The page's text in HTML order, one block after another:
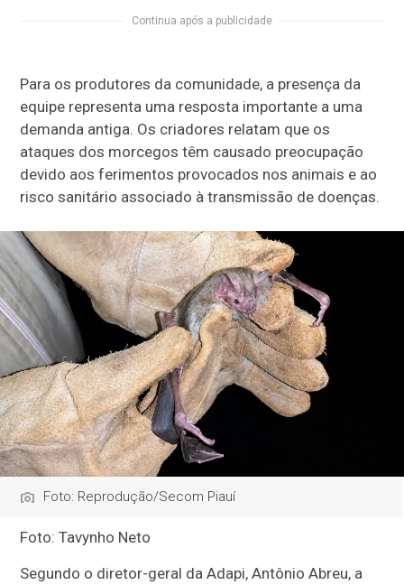
Continua após a publicidade
Para os produtores da comunidade, a presença da
equipe representa uma resposta importante a uma
demanda antiga. Os criadores relatam que os
ataques dos morcegos têm causado preocupação
devido aos ferimentos provocados nos animais e ao
risco sanitário associado à transmissão de doenças.
Foto: Reprodução/Secom Piauí
Foto: Tavynho Neto
Segundo o diretor-geral da Adapi, Antônio Abreu, a